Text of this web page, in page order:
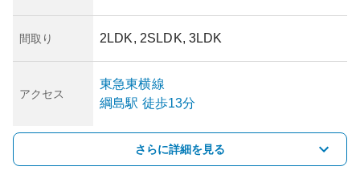
間取り 2LDK, 2SLDK, 3LDK
アクセス
東急東横線
綱島駅 徒歩13分
さらに詳細を見る